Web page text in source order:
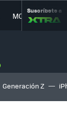
MOVILIDAD
Suscríbete a
Generación Z